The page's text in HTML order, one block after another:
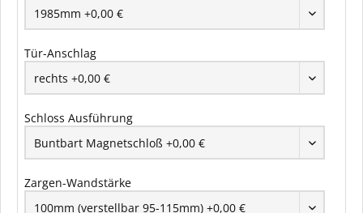
Tür-Anschlag
Schloss Ausführung
Zargen-Wandstärke